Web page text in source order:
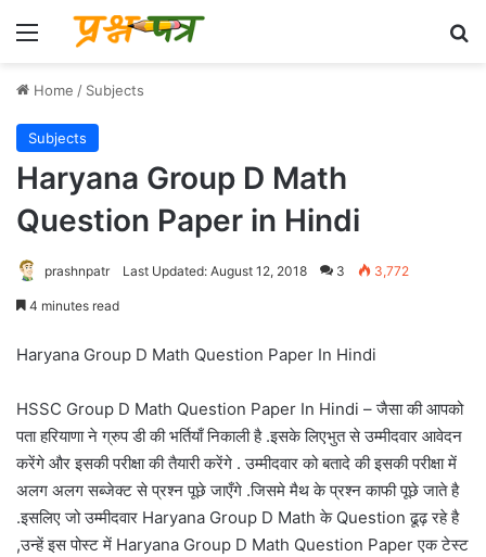
Menu
Home / Subjects
Subjects
Haryana Group D Math
Question Paper in Hindi
prashnpatr Last Updated: August 12, 2018 3 3,772
4 minutes read
Haryana Group D Math Question Paper In Hindi
HSSC Group D Math Question Paper In Hindi – जैसा की आपको
पता हरियाणा ने ग्रुप डी की भर्तियाँ निकाली है .इसके लिएभुत से उम्मीदवार आवेदन
करेंगे और इसकी परीक्षा की तैयारी करेंगे . उम्मीदवार को बतादे की इसकी परीक्षा में
अलग अलग सब्जेक्ट से प्रश्न पूछे जाएँगे .जिसमे मैथ के प्रश्न काफी पूछे जाते है
.इसलिए जो उम्मीदवार Haryana Group D Math के Question ढूढ़ रहे है
,उन्हें इस पोस्ट में Haryana Group D Math Question Paper एक टेस्ट